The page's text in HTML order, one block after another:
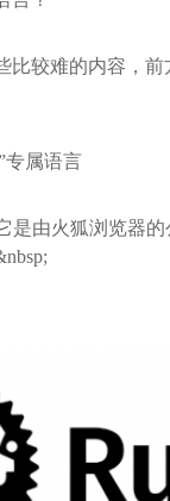
比较难的内容，前
专属语言
是由火狐浏览器的